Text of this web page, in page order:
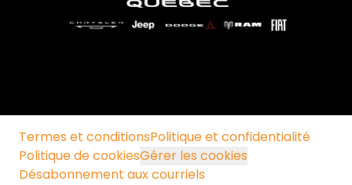
Termes et conditionsPolitique et confidentialité
Politique de cookiesGérer les cookies
Désabonnement aux courriels